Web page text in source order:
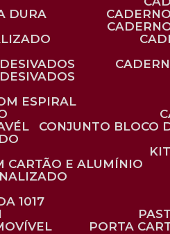
DURA
ESPIRAL
CONJUNTO BLOCO
CARTÃO E ALUMÍNIO
1017
PORTA